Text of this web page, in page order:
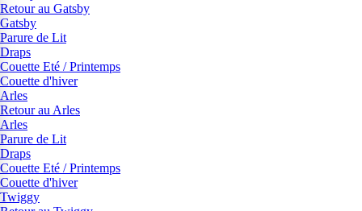
Retour au Gatsby
Gatsby
Parure de Lit
Draps
Couette Eté / Printemps
Couette d'hiver
Arles
Retour au Arles
Arles
Parure de Lit
Draps
Couette Eté / Printemps
Couette d'hiver
Twiggy